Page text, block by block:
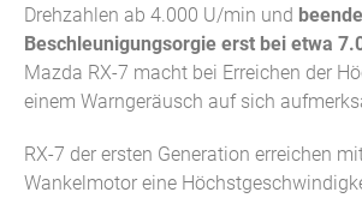
Drehzahlen ab 4.000 U/min und
Beschleunigungsorgie erst bei etwa
Mazda RX-7 macht bei Erreichen der
einem Warngeräusch auf sich
RX-7 der ersten Generation erreichen
Wankelmotor eine